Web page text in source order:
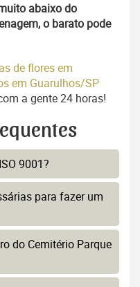
abaixo do
o barato pode
de flores em
em Guarulhos/SP
a gente 24 horas!
9001?
para fazer um
do Cemitério Parque